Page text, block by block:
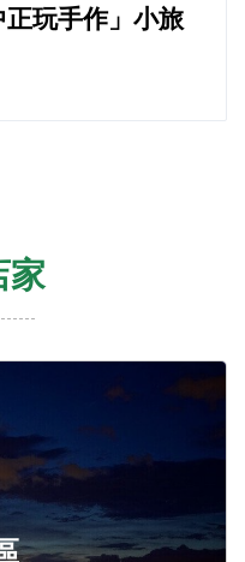
正玩手作」小旅
家